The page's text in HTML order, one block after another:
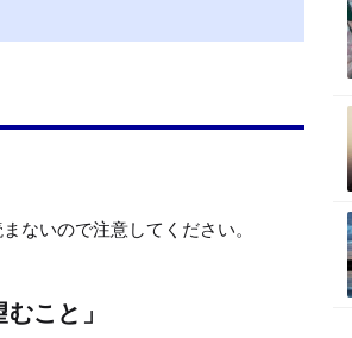
ないので注意してください。
こと」